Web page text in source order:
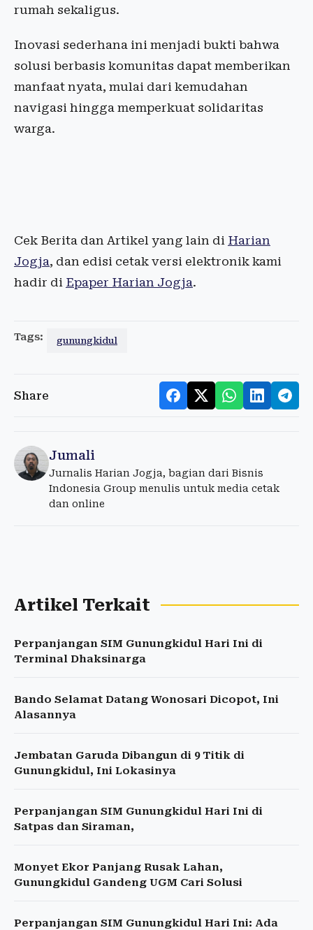
rumah sekaligus.
Inovasi sederhana ini menjadi bukti bahwa
solusi berbasis komunitas dapat memberikan
manfaat nyata, mulai dari kemudahan
navigasi hingga memperkuat solidaritas
warga.
Cek Berita dan Artikel yang lain di Harian
Jogja, dan edisi cetak versi elektronik kami
hadir di Epaper Harian Jogja.
Tags: gunungkidul
Share
Jumali
Jurnalis Harian Jogja, bagian dari Bisnis
Indonesia Group menulis untuk media cetak
dan online
Artikel Terkait
Perpanjangan SIM Gunungkidul Hari Ini di
Terminal Dhaksinarga
Bando Selamat Datang Wonosari Dicopot, Ini
Alasannya
Jembatan Garuda Dibangun di 9 Titik di
Gunungkidul, Ini Lokasinya
Perpanjangan SIM Gunungkidul Hari Ini di
Satpas dan Siraman,
Monyet Ekor Panjang Rusak Lahan,
Gunungkidul Gandeng UGM Cari Solusi
Perpanjangan SIM Gunungkidul Hari Ini: Ada